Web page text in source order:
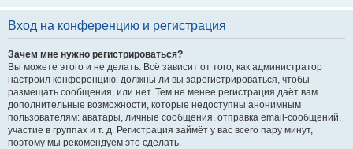
Вход на конференцию и регистрация
Зачем мне нужно регистрироваться?
Вы можете этого и не делать. Всё зависит от того, как администратор
настроил конференцию: должны ли вы зарегистрироваться, чтобы
размещать сообщения, или нет. Тем не менее регистрация даёт вам
дополнительные возможности, которые недоступны анонимным
пользователям: аватары, личные сообщения, отправка email-сообщений,
участие в группах и т. д. Регистрация займёт у вас всего пару минут,
поэтому мы рекомендуем это сделать.